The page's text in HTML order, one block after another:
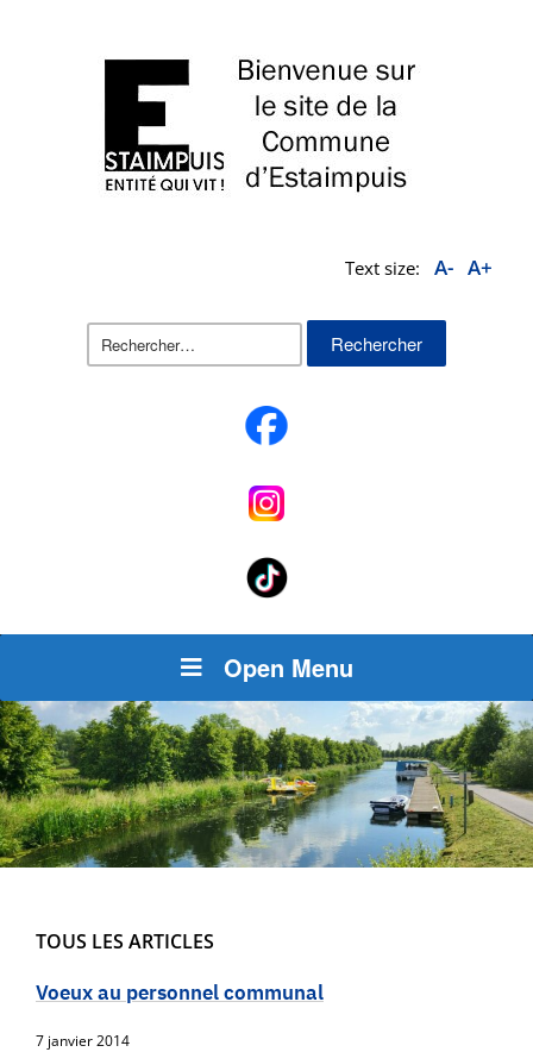
Text size: A- A+
Rechercher :
Open Menu
TOUS LES ARTICLES
Voeux au personnel communal
7 janvier 2014